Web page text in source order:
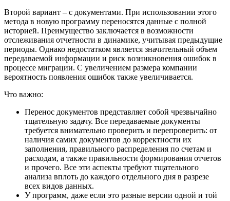
Второй вариант – с документами. При использовании этого
метода в новую программу переносятся данные с полной
историей. Преимущество заключается в возможности
отслеживания отчетности в динамике, учитывая предыдущие
периоды. Однако недостатком является значительный объем
передаваемой информации и риск возникновения ошибок в
процессе миграции. С увеличением размера компании
вероятность появления ошибок также увеличивается.
Что важно:
Перенос документов представляет собой чрезвычайно
тщательную задачу. Все передаваемые документы
требуется внимательно проверить и перепроверить: от
наличия самих документов до корректности их
заполнения, правильного распределения по счетам и
расходам, а также правильности формирования отчетов
и прочего. Все эти аспекты требуют тщательного
анализа вплоть до каждого отдельного дня в разрезе
всех видов данных.
У программ, даже если это разные версии одной и той